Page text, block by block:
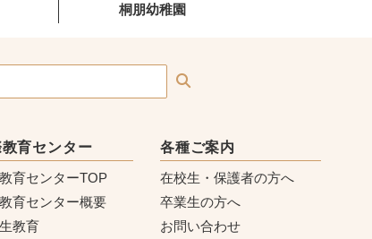
桐朋幼稚園
教育センター
育センターTOP
育センター概要
教育
各種ご案内
在校生・保護者の方へ
卒業生の方へ
お問い合わせ